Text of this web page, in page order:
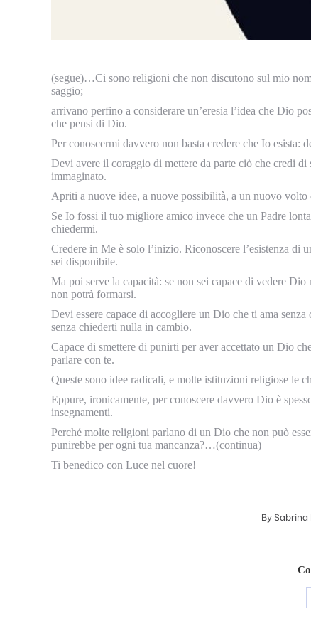
(segue)…Ci sono religioni che non discutono sul mio
saggio;
arrivano perfino a considerare un’eresia l’idea che Dio
che pensi di Dio.
Per conoscermi davvero non basta credere che Io esista:
Devi avere il coraggio di mettere da parte ciò che credi
immaginato.
Apriti a nuove idee, a nuove possibilità, a un nuovo
Se Io fossi il tuo migliore amico invece che un Padre
chiedermi.
Credere in Me è solo l’inizio. Riconoscere l’esistenza
sei disponibile.
Ma poi serve la capacità: se non sei capace di vedere
non potrà formarsi.
Devi essere capace di accogliere un Dio che ti ama
senza chiederti nulla in cambio.
Capace di smettere di punirti per aver accettato un Dio
parlare con te.
Queste sono idee radicali, e molte istituzioni religiose le
Eppure, ironicamente, per conoscere davvero Dio è
insegnamenti.
Perché molte religioni parlano di un Dio che non può
punirebbe per ogni tua mancanza?…(continua)
Ti benedico con Luce nel cuore!
BySabrina